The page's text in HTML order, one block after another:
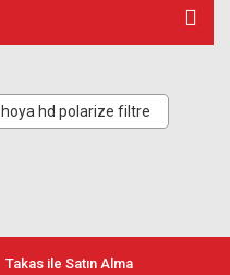
hoya hd polarize filtre
Takas ile Satın Alma